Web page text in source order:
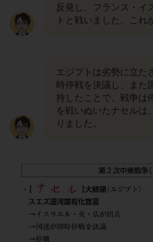
反発し、フランス・イ
トと戦いました。これ
エジプトは劣勢に立た
時停戦を決議し、また
持したことで、戦争は
を戦いぬいたナセルは
りました。